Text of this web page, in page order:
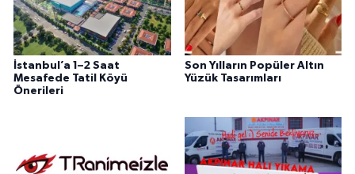
İstanbul’a 1–2 Saat
Mesafede Tatil Köyü
Önerileri
Son Yılların Popüler Altın
Yüzük Tasarımları